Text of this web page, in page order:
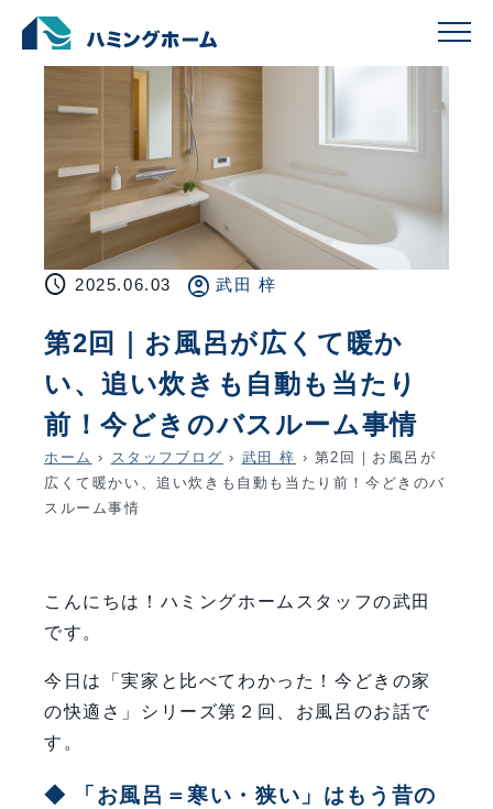
schedule 2025.06.03 account_circle 武田 梓
第2回｜お風呂が広くて暖か
い、追い炊きも自動も当たり
前！今どきのバスルーム事情
ホーム › スタッフブログ › 武田 梓 › 第2回｜お風呂が
広くて暖かい、追い炊きも自動も当たり前！今どきのバ
スルーム事情
こんにちは！ハミングホームスタッフの武田
です。
今日は「実家と比べてわかった！今どきの家
の快適さ」シリーズ第２回、お風呂のお話で
す。
◆ 「お風呂＝寒い・狭い」はもう昔の